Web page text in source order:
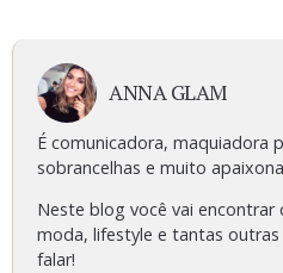
ANNA GLAM
É comunicadora, maquiadora
sobrancelhas e muito
Neste blog você vai encontrar
moda, lifestyle e tantas
falar!